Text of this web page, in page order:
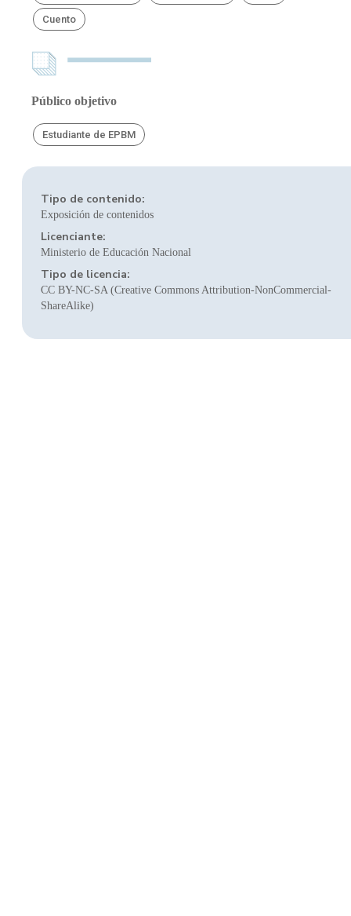
Cuento
Público objetivo
Estudiante de EPBM
Tipo de contenido:
Exposición de contenidos
Licenciante:
Ministerio de Educación Nacional
Tipo de licencia:
CC BY-NC-SA (Creative Commons Attribution-NonCommercial-
ShareAlike)